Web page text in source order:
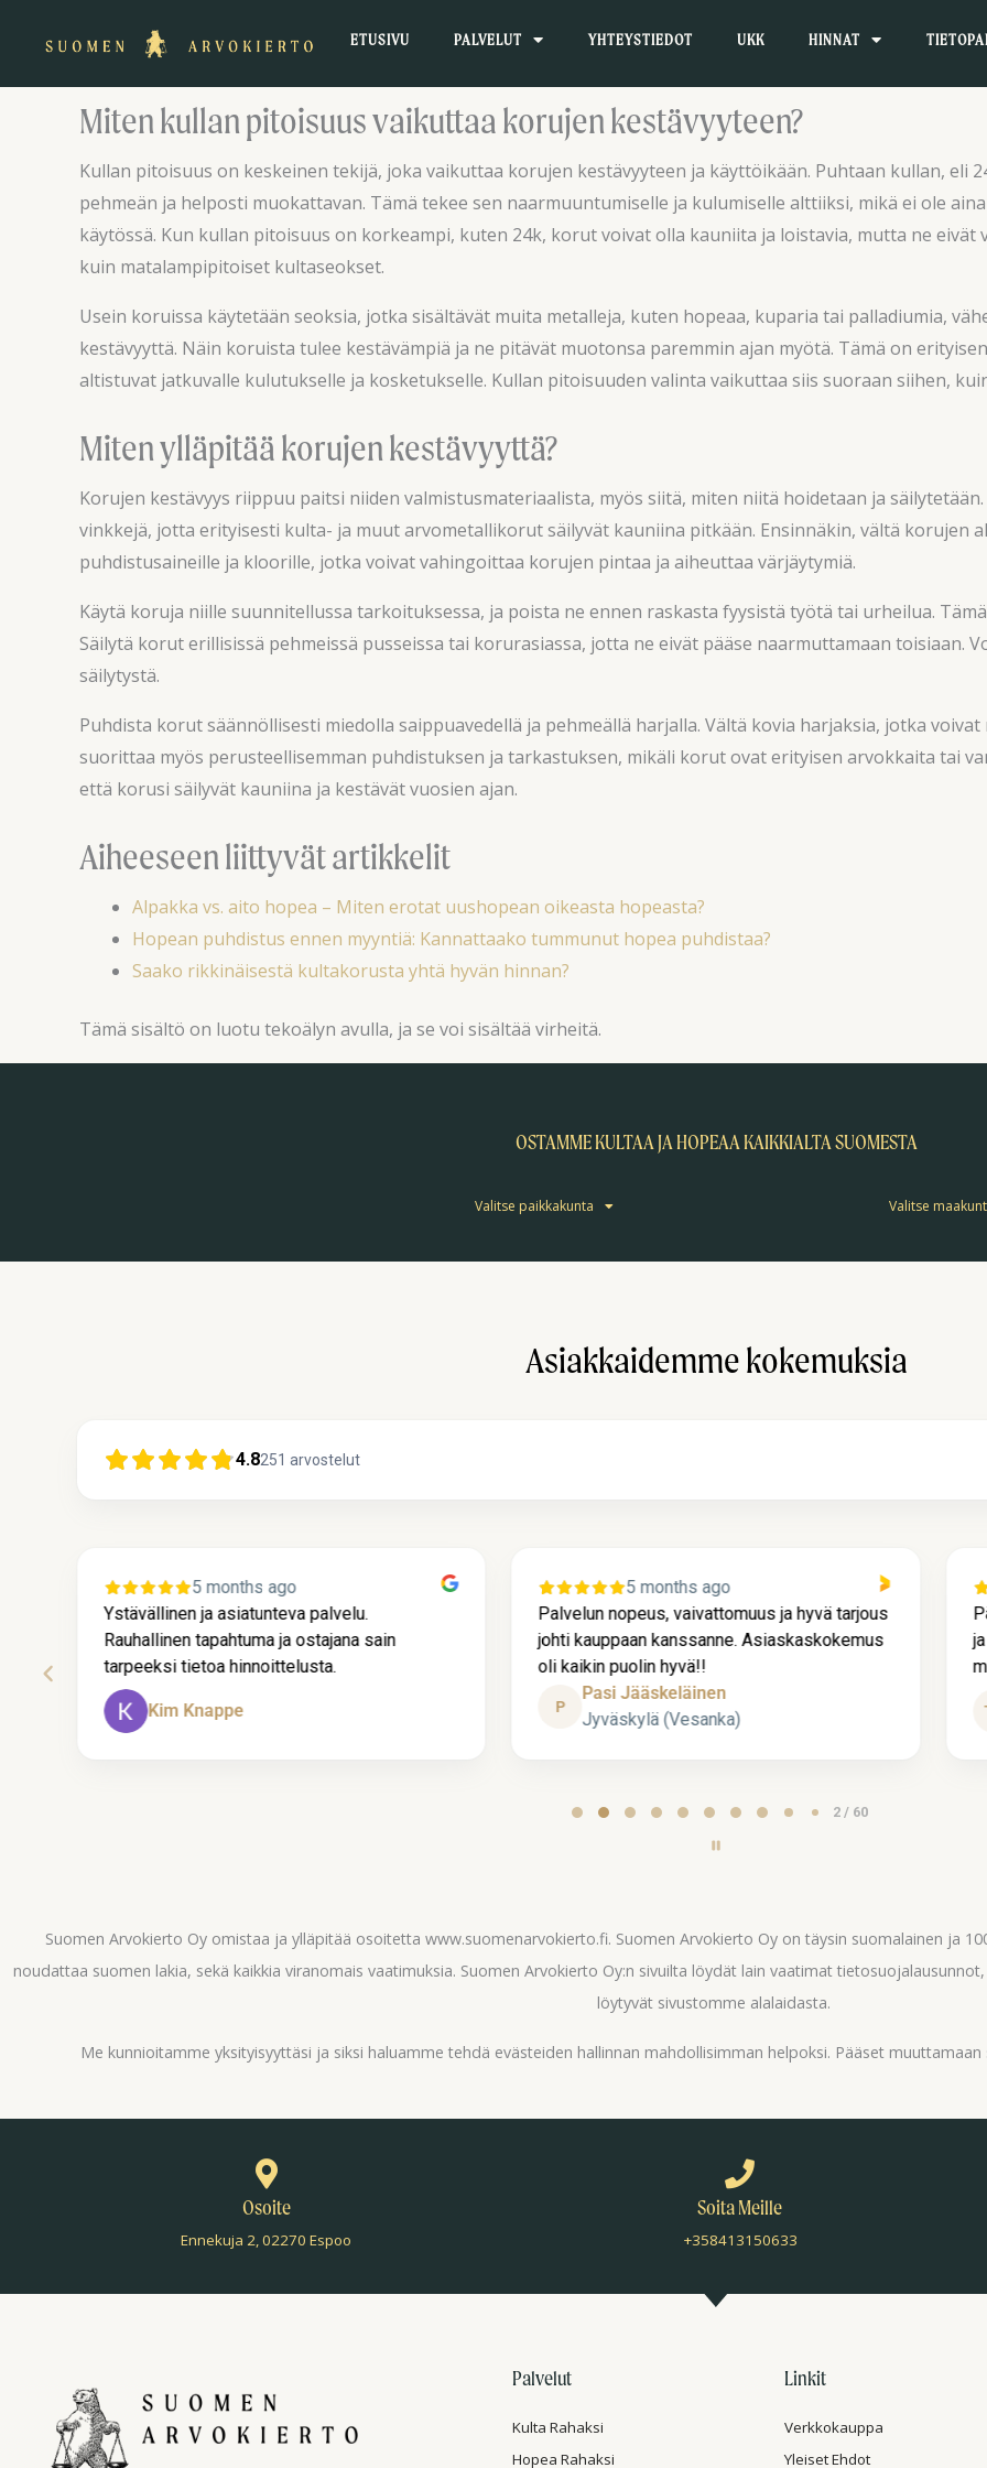
sisältöön
ETUSIVU PALVELUT YHTEYSTIEDOT UKK HINNAT
Miten kullan pitoisuus vaikuttaa korujen kestävyyteen?
Kullan pitoisuus on keskeinen tekijä, joka vaikuttaa korujen kestävyyteen ja käyttöikään. Puhtaan kullan, eli
pehmeän ja helposti muokattavan. Tämä tekee sen naarmuuntumiselle ja kulumiselle alttiiksi, mikä ei ole
käytössä. Kun kullan pitoisuus on korkeampi, kuten 24k, korut voivat olla kauniita ja loistavia, mutta ne
kuin matalampipitoiset kultaseokset.
Usein koruissa käytetään seoksia, jotka sisältävät muita metalleja, kuten hopeaa, kuparia tai palladiumia,
kestävyyttä. Näin koruista tulee kestävämpiä ja ne pitävät muotonsa paremmin ajan myötä. Tämä on
altistuvat jatkuvalle kulutukselle ja kosketukselle. Kullan pitoisuuden valinta vaikuttaa siis suoraan siihen,
Miten ylläpitää korujen kestävyyttä?
Korujen kestävyys riippuu paitsi niiden valmistusmateriaalista, myös siitä, miten niitä hoidetaan ja
vinkkejä, jotta erityisesti kulta- ja muut arvometallikorut säilyvät kauniina pitkään. Ensinnäkin, vältä korujen
puhdistusaineille ja kloorille, jotka voivat vahingoittaa korujen pintaa ja aiheuttaa värjäytymiä.
Käytä koruja niille suunnitellussa tarkoituksessa, ja poista ne ennen raskasta fyysistä työtä tai urheilua.
Säilytä korut erillisissä pehmeissä pusseissa tai korurasiassa, jotta ne eivät pääse naarmuttamaan toisiaan.
säilytystä.
Puhdista korut säännöllisesti miedolla saippuavedellä ja pehmeällä harjalla. Vältä kovia harjaksia, jotka
suorittaa myös perusteellisemman puhdistuksen ja tarkastuksen, mikäli korut ovat erityisen arvokkaita tai
että korusi säilyvät kauniina ja kestävät vuosien ajan.
Aiheeseen liittyvät artikkelit
Alpakka vs. aito hopea – Miten erotat uushopean oikeasta hopeasta?
Hopean puhdistus ennen myyntiä: Kannattaako tummunut hopea puhdistaa?
Saako rikkinäisestä kultakorusta yhtä hyvän hinnan?
Tämä sisältö on luotu tekoälyn avulla, ja se voi sisältää virheitä.
OSTAMME KULTAA JA HOPEAA KAIKKIALTA SUOMESTA
Valitse paikkakunta Valitse
Asiakkaidemme kokemuksia
4.8251 arvostelut
5 months ago
Ystävällinen ja asiatunteva palvelu.
Rauhallinen tapahtuma ja ostajana sain
tarpeeksi tietoa hinnoittelusta.
Kim Knappe
5 months ago
Palvelun nopeus, vaivattomuus ja hyvä tarjous
johti kauppaan kanssanne. Asiaskaskokemus
oli kaikin puolin hyvä!!
P
Pasi Jääskeläinen
Jyväskylä (Vesanka)
2 / 60
Suomen Arvokierto Oy omistaa ja ylläpitää osoitetta www.suomenarvokierto.fi. Suomen Arvokierto Oy on täysin suomalainen ja
noudattaa suomen lakia, sekä kaikkia viranomais vaatimuksia. Suomen Arvokierto Oy:n sivuilta löydät lain vaatimat
löytyvät sivustomme alalaidasta.
Me kunnioitamme yksityisyyttäsi ja siksi haluamme tehdä evästeiden hallinnan mahdollisimman helpoksi. Pääset
Osoite
Ennekuja 2, 02270 Espoo
Soita Meille
+358413150633
Palvelut
Kulta Rahaksi
Hopea Rahaksi
Linkit
Verkkokauppa
Yleiset Ehdot